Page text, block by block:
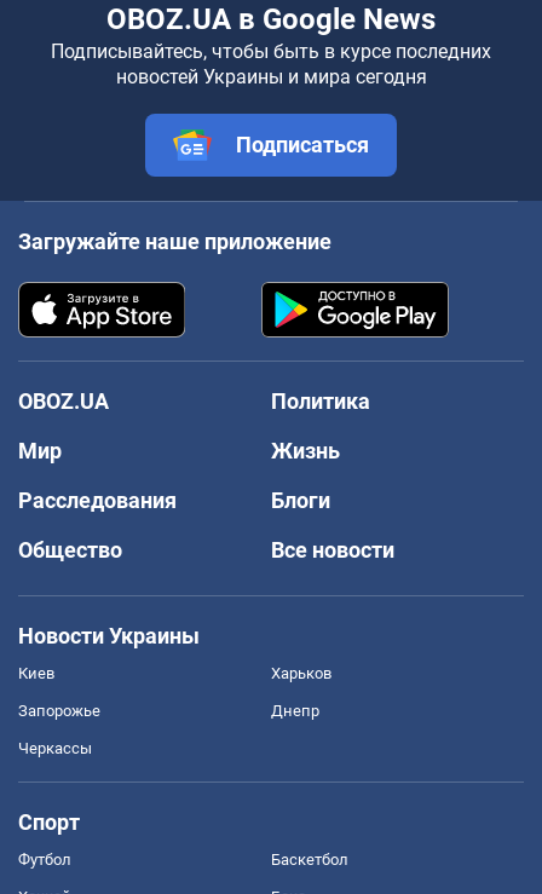
OBOZ.UA в Google News
Подписывайтесь, чтобы быть в курсе последних
новостей Украины и мира сегодня
Подписаться
Загружайте наше приложение
OBOZ.UA
Политика
Мир
Жизнь
Расследования
Блоги
Общество
Все новости
Новости Украины
Киев Харьков
Запорожье Днепр
Черкассы
Спорт
Футбол Баскетбол